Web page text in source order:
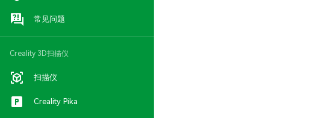
常见问题
Creality 3D扫描仪
扫描仪
Creality Pika